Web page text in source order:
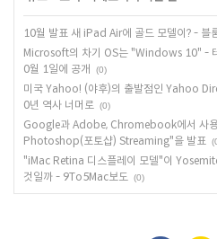
10월 발표 새 iPad Air에 골드 모델이? - 블
Microsoft의 차기 OS는 "Windows 10" -
0월 1일에 공개
(0)
미국 Yahoo! (야후)의 출발점인 Yahoo
0년 역사 너머로 (0)
Google과 Adobe, Chromebook에서 사
Photoshop(포토샵) Streaming"을 발표
"iMac Retina 디스플레이 모델"이
것일까 - 9To5Mac보도 (0)